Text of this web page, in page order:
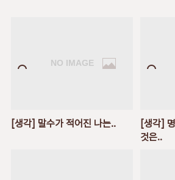
[생각] 말수가 적어진 나는..
[생각]
것은..